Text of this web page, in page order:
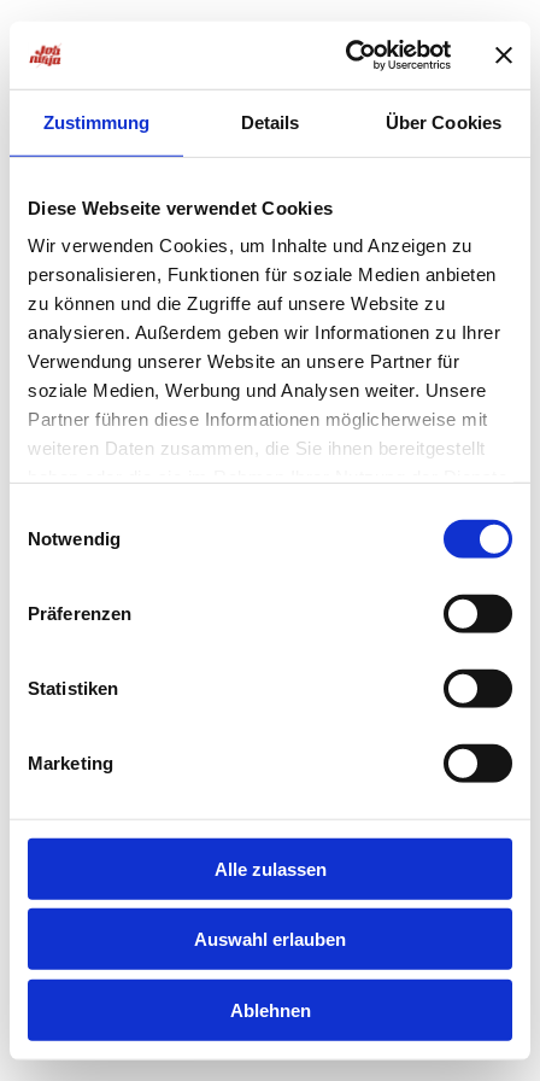
Zustimmung Details Über Cookies
Diese Webseite verwendet Cookies
Wir verwenden Cookies, um Inhalte und Anzeigen zu
personalisieren, Funktionen für soziale Medien anbieten
zu können und die Zugriffe auf unsere Website zu
analysieren. Außerdem geben wir Informationen zu Ihrer
Verwendung unserer Website an unsere Partner für
soziale Medien, Werbung und Analysen weiter. Unsere
Partner führen diese Informationen möglicherweise mit
weiteren Daten zusammen, die Sie ihnen bereitgestellt
Notwendig
Präferenzen
Statistiken
Marketing
Alle zulassen
Auswahl erlauben
Ablehnen
loadingjobninja.com
for more